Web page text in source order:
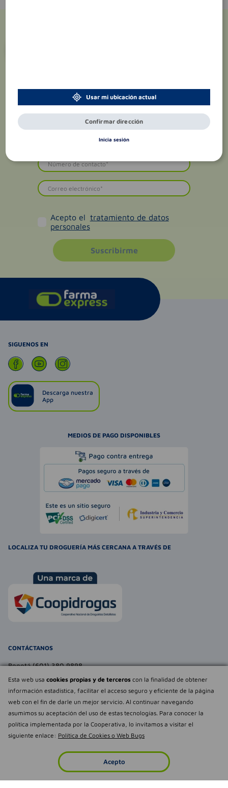
Esta web usa cookies propias y de terceros con la finalidad de obtener
información estadística, facilitar el acceso seguro y eficiente de la página
web con el fin de darle un mejor servicio. Al continuar navegando
asumimos su aceptación del uso de estas tecnologías. Para conocer la
política implementada por la Cooperativa, lo invitamos a visitar el
siguiente enlace: Política de Cookies o Web Bugs
Acepto
Imperdibles Favoritos
Déjanos tu
opinión
Acepto el tratamiento de datos
personales
Suscribirme
SIGUENOS EN
Descarga nuestra
App
MEDIOS DE PAGO DISPONIBLES
LOCALIZA TU DROGUERÍA MÁS CERCANA A TRAVÉS DE
CONTÁCTANOS
Bogotá (601) 380 9898
atencionalcliente@farmaexpress.com
TE PUEDE INTERESAR
NOSOTROS
Empowered by
Todos los derechos reservados Farmaexpress 2025
Usar mi ubicación actual
Confirmar dirección
Inicia sesión